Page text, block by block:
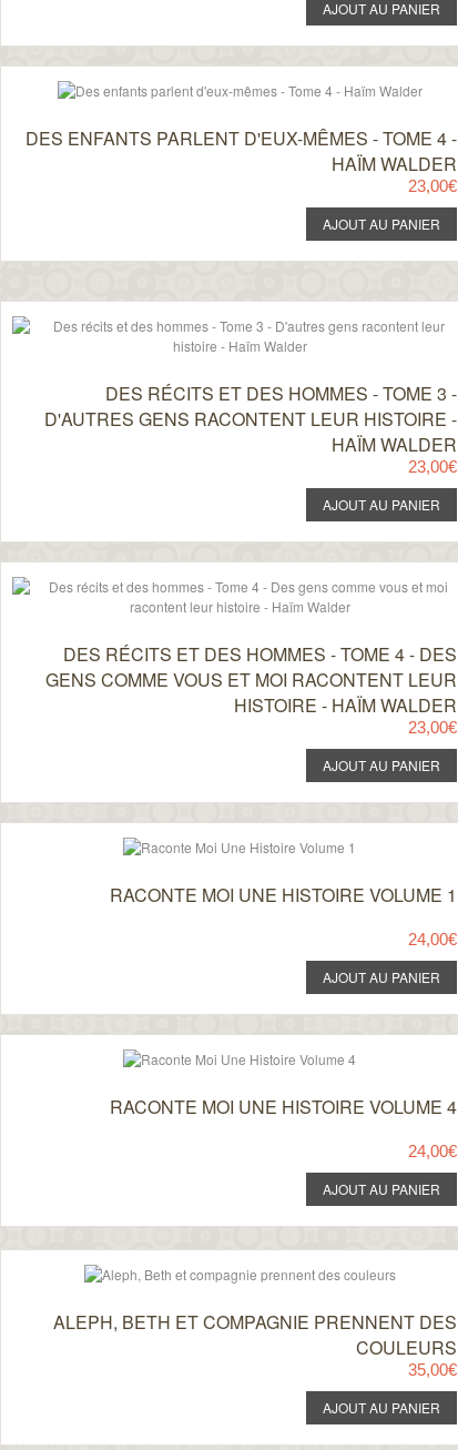
DES ENFANTS PARLENT D'EUX-MÊMES - TOME 4 -
HAÏM WALDER
23,00€
DES RÉCITS ET DES HOMMES - TOME 3 -
D'AUTRES GENS RACONTENT LEUR HISTOIRE -
HAÏM WALDER
23,00€
DES RÉCITS ET DES HOMMES - TOME 4 - DES
GENS COMME VOUS ET MOI RACONTENT LEUR
HISTOIRE - HAÏM WALDER
23,00€
RACONTE MOI UNE HISTOIRE VOLUME 1
24,00€
RACONTE MOI UNE HISTOIRE VOLUME 4
24,00€
ALEPH, BETH ET COMPAGNIE PRENNENT DES
COULEURS
35,00€